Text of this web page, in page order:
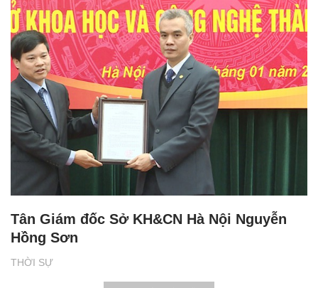
THỜI SỰ
Tân Giám đốc Sở KH&CN Hà Nội Nguyễn
Hồng Sơn